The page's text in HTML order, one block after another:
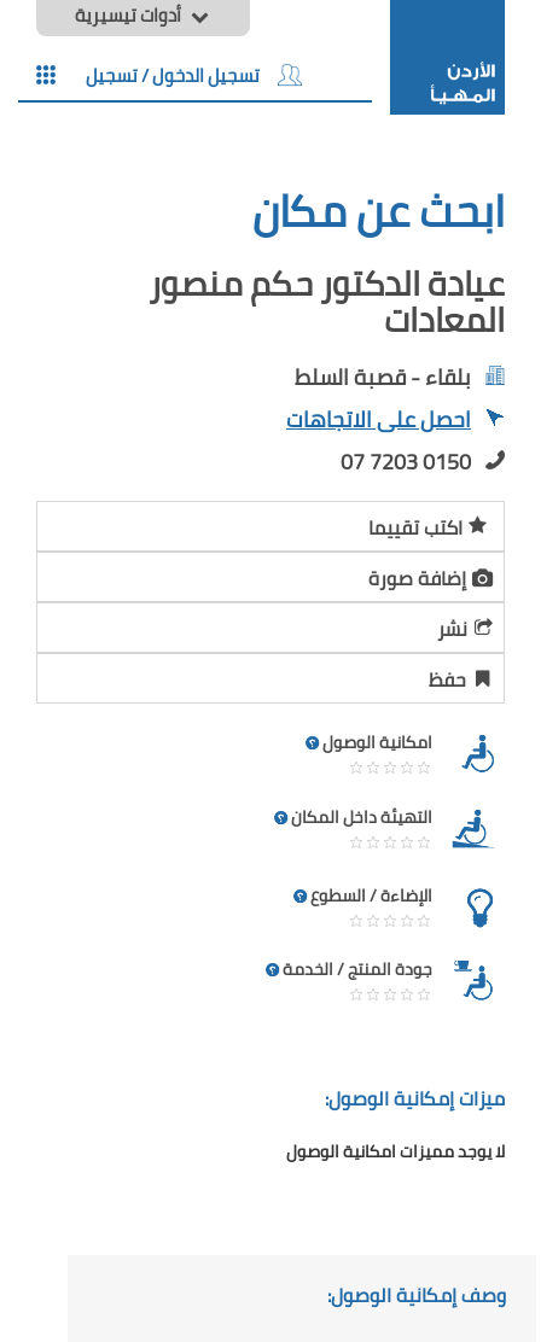
أدوات تيسيرية
تسجيل الدخول / تسجيل
ابحث عن مكان
عيادة الدكتور حكم منصور
المعادات
بلقاء - قصبة السلط
احصل على الاتجاهات
07 7203 0150
اكتب تقييما
إضافة صورة
نشر
حفظ
امكانية الوصول
التهيئة داخل المكان
الإضاءة / السطوع
جودة المنتج / الخدمة
ميزات إمكانية الوصول:
لا يوجد مميزات امكانية الوصول
وصف إمكانية الوصول: